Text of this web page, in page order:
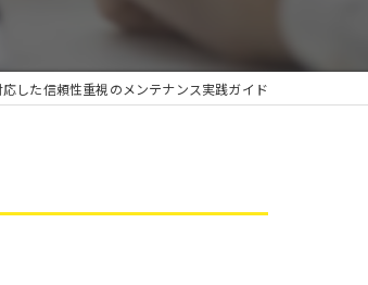
した信頼性重視のメンテナンス実践ガイド